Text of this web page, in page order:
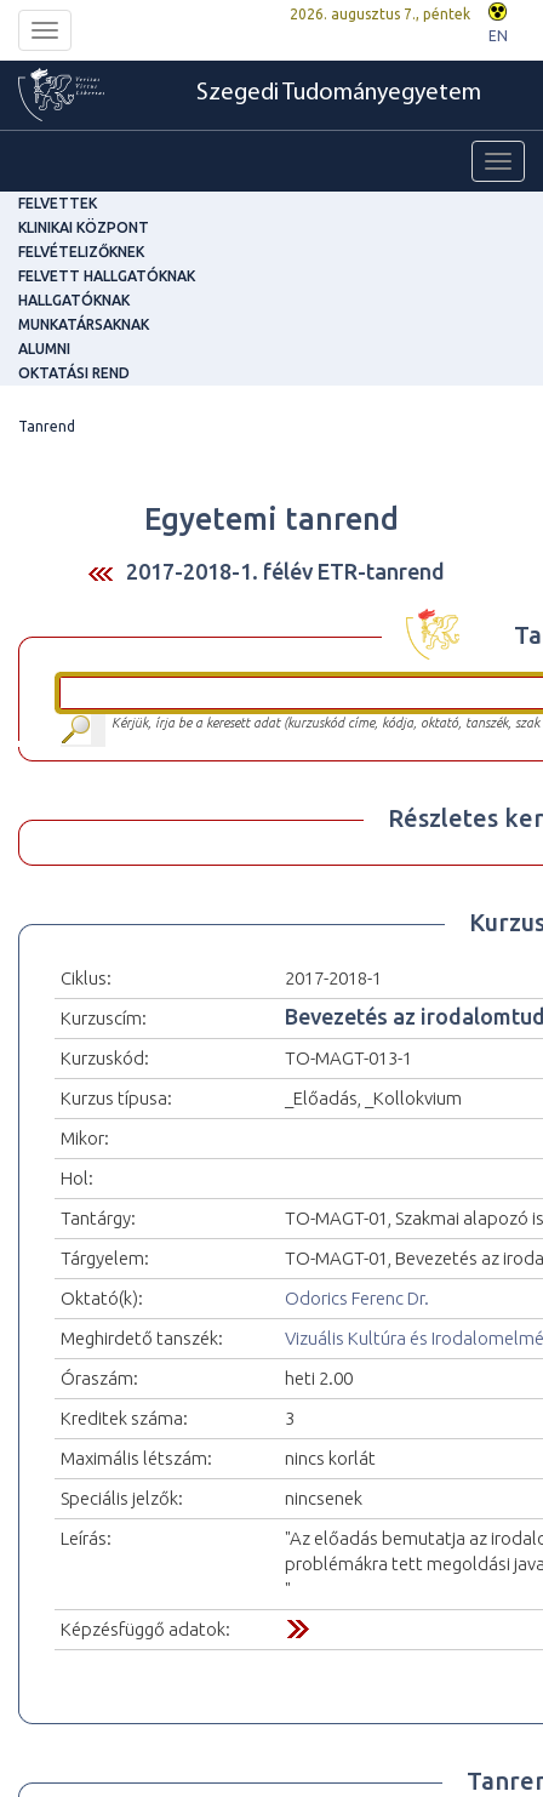
Toggle
navigation
2026. augusztus 7., péntek
EN
Szegedi Tudományegyetem
FELVETTEK
KLINIKAI KÖZPONT
FELVÉTELIZŐKNEK
FELVETT HALLGATÓKNAK
HALLGATÓKNAK
MUNKATÁRSAKNAK
ALUMNI
OKTATÁSI REND
Tanrend
Egyetemi tanrend
2017-2018-1. félév ETR-tanrend
Kérjük, írja be a keresett adat (kurzuskód címe, kódja, oktató, tanszék,
Részletes
Ciklus:
2017-2018-1
Kurzuscím:
Bevezetés az
Kurzuskód:
TO-MAGT-013-1
Kurzus típusa:
_Előadás, _Kollokvium
Mikor:
Hol:
Tantárgy:
TO-MAGT-01, Szakmai alapozó
Tárgyelem:
TO-MAGT-01, Bevezetés az
Oktató(k):
Odorics Ferenc Dr.
Meghirdető tanszék:
Vizuális Kultúra és
Óraszám:
heti 2.00
Kreditek száma:
3
Maximális létszám:
nincs korlát
Speciális jelzők:
nincsenek
Leírás:
"Az előadás bemutatja az
problémákra tett megoldási
"
Képzésfüggő adatok: